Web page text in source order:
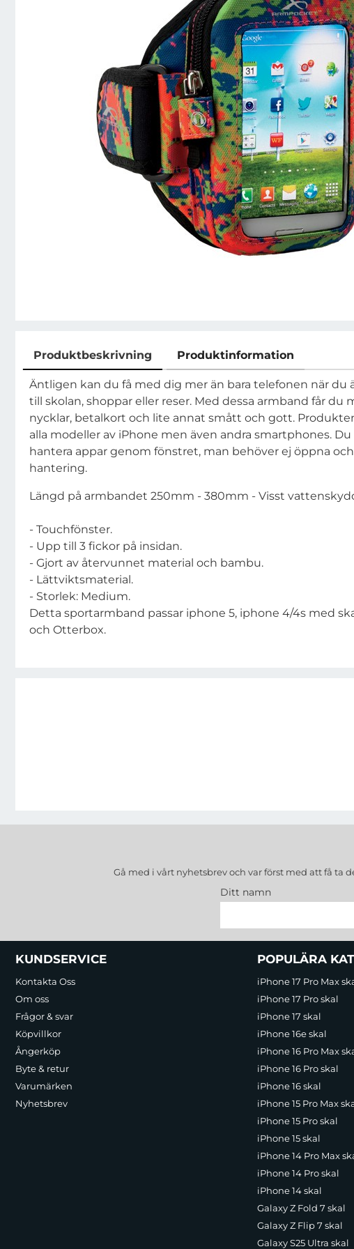
Produktbeskrivning Produktinformation
Produktbeskrivning
Äntligen kan du få med dig mer än bara telefonen när du
till skolan, shoppar eller reser. Med dessa armband får du
nycklar, betalkort och lite annat smått och gott.
alla modeller av iPhone men även andra smartphones. Du
hantera appar genom fönstret, man behöver ej öppna
hantering.
Längd på armbandet 250mm - 380mm - Visst
- Touchfönster.
- Upp till 3 fickor på insidan.
- Gjort av återvunnet material och bambu.
- Lättviktsmaterial.
- Storlek: Medium.
Detta sportarmband passar iphone 5, iphone 4/4s med
och Otterbox.
Gå med i vårt nyhetsbrev och var först med att få ta
Ditt namn
Sidfot Blandad info och länkar
KUNDSERVICE
Kontakta Oss
Om oss
Frågor & svar
Köpvillkor
Ångerköp
Byte & retur
Varumärken
Nyhetsbrev
POPULÄRA
iPhone 17 Pro Max
iPhone 17 Pro skal
iPhone 17 skal
iPhone 16e skal
iPhone 16 Pro Max
iPhone 16 Pro skal
iPhone 16 skal
iPhone 15 Pro Max
iPhone 15 Pro skal
iPhone 15 skal
iPhone 14 Pro Max
iPhone 14 Pro skal
iPhone 14 skal
Galaxy Z Fold 7 skal
Galaxy Z Flip 7 skal
Galaxy S25 Ultra skal